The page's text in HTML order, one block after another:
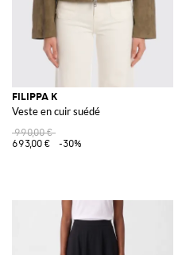
FILIPPA K
Veste en cuir suédé
990,00 €
693,00 €
-30%